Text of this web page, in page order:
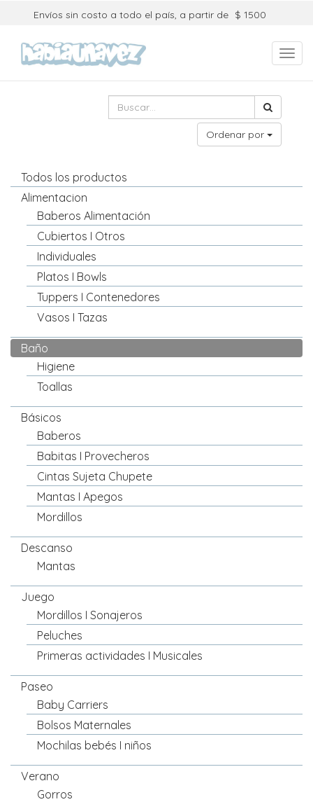
Envíos sin costo a todo el país, a partir de $ 1500
Ordenar por
Todos los productos
Alimentacion
Baberos Alimentación
Cubiertos I Otros
Individuales
Platos I Bowls
Tuppers I Contenedores
Vasos I Tazas
Baño
Higiene
Toallas
Básicos
Baberos
Babitas I Provecheros
Cintas Sujeta Chupete
Mantas I Apegos
Mordillos
Descanso
Mantas
Juego
Mordillos I Sonajeros
Peluches
Primeras actividades I Musicales
Paseo
Baby Carriers
Bolsos Maternales
Mochilas bebés I niños
Verano
Gorros